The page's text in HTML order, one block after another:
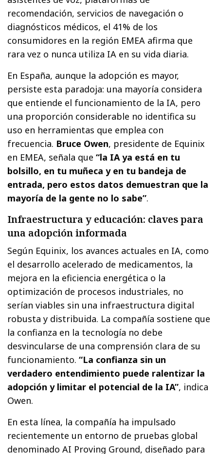
recomendación, servicios de navegación o
diagnósticos médicos, el 41% de los
consumidores en la región EMEA afirma que
rara vez o nunca utiliza IA en su vida diaria.
En España, aunque la adopción es mayor,
persiste esta paradoja: una mayoría considera
que entiende el funcionamiento de la IA, pero
una proporción considerable no identifica su
uso en herramientas que emplea con
frecuencia. Bruce Owen, presidente de Equinix
en EMEA, señala que“la IA ya está en tu
bolsillo, en tu muñeca y en tu bandeja de
entrada, pero estos datos demuestran que la
mayoría de la gente no lo sabe”.
Infraestructura y educación: claves para
una adopción informada
Según Equinix, los avances actuales en IA, como
el desarrollo acelerado de medicamentos, la
mejora en la eficiencia energética o la
optimización de procesos industriales, no
serían viables sin una infraestructura digital
robusta y distribuida. La compañía sostiene que
la confianza en la tecnología no debe
desvincularse de una comprensión clara de su
funcionamiento.“La confianza sin un
verdadero entendimiento puede ralentizar la
adopción y limitar el potencial de la IA”, indica
Owen.
En esta línea, la compañía ha impulsado
recientemente un entorno de pruebas global
denominado AI Proving Ground, diseñado para